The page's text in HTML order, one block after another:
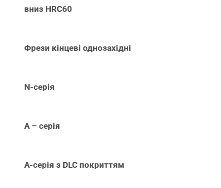
вниз НRC60
Фрези кінцеві однозахідні
N-серія
А – серія
А-серія з DLC покриттям